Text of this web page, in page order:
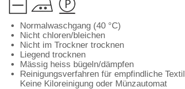
Normalwaschgang (40 °C)
Nicht chloren/bleichen
Nicht im Trockner trocknen
Liegend trocknen
Mässig heiss bügeln/dämpfen
Reinigungsverfahren für empfindliche
Keine Kiloreinigung oder Münzautomat